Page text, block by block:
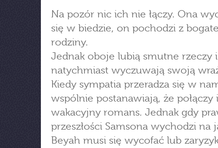
Na pozór nic ich nie łączy. Ona
się w biedzie, on pochodzi z
rodziny.
Jednak oboje lubią smutne rzeczy i
natychmiast wyczuwają swoją
Kiedy sympatia przeradza się w
wspólnie postanawiają, że połączy
wakacyjny romans. Jednak gdy
przeszłości Samsona wychodzi na
Beyah musi się wycofać lub